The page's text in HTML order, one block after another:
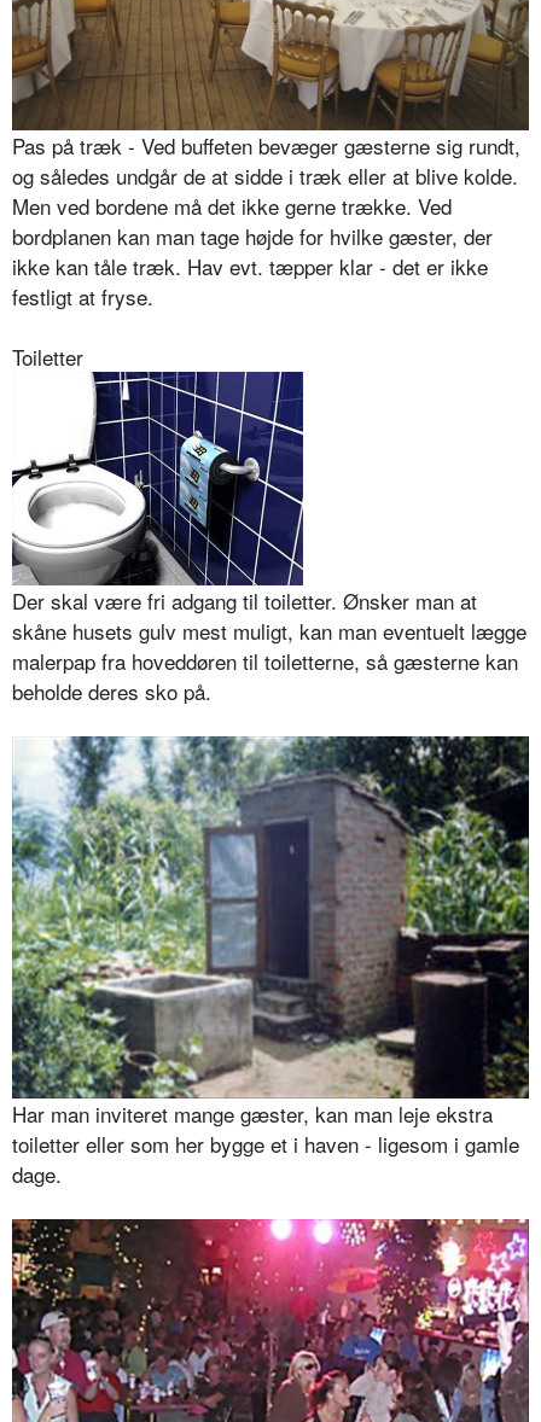
Pas på træk - Ved buffeten bevæger gæsterne sig rundt,
og således undgår de at sidde i træk eller at blive kolde.
Men ved bordene må det ikke gerne trække. Ved
bordplanen kan man tage højde for hvilke gæster, der
ikke kan tåle træk. Hav evt. tæpper klar - det er ikke
festligt at fryse.
Toiletter
Der skal være fri adgang til toiletter. Ønsker man at
skåne husets gulv mest muligt, kan man eventuelt lægge
malerpap fra hoveddøren til toiletterne, så gæsterne kan
beholde deres sko på.
Har man inviteret mange gæster, kan man leje ekstra
toiletter eller som her bygge et i haven - ligesom i gamle
dage.